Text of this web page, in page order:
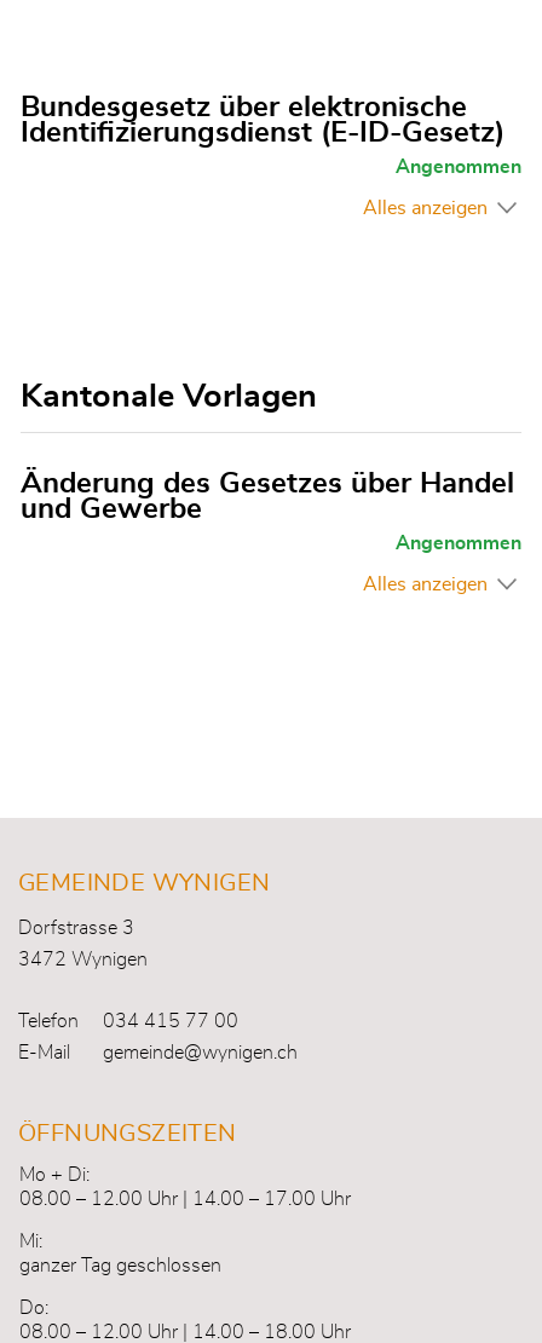
Bundesgesetz über elektronische
Identifizierungsdienst (E-ID-Gesetz)
Angenommen
Alles anzeigen
Kantonale Vorlagen
Änderung des Gesetzes über Handel
und Gewerbe
Angenommen
Alles anzeigen
GEMEINDE WYNIGEN
Dorfstrasse 3
3472 Wynigen
Telefon
034 415 77 00
E-Mail
gemeinde@wynigen.ch
ÖFFNUNGSZEITEN
Mo + Di:
08.00 – 12.00 Uhr | 14.00 – 17.00 Uhr
Mi:
ganzer Tag geschlossen
Do:
08.00 – 12.00 Uhr | 14.00 – 18.00 Uhr